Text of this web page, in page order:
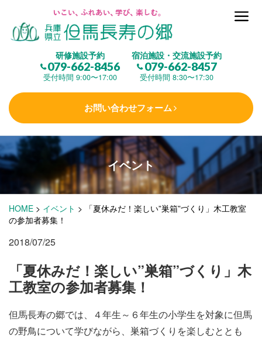
研修施設予約
079-662-8456
受付時間 9:00〜17:00
宿泊施設・交流施設予約
079-662-8457
受付時間 8:30〜17:30
お問い合わせフォーム
但馬長寿の郷とは
(研修施設)
楽しむ
学 ぶ (健康福祉)
泊まる(宿泊)
施設・料金
アクセス
イベント
HOME > イベント >
「夏休みだ！楽しい”巣箱”づくり」木工教室
の参加者募集！
2018/07/25
「夏休みだ！楽しい”巣箱”づくり」木
工教室の参加者募集！
但馬長寿の郷では、４年生～６年生の小学生を対象に但馬
の野鳥について学びながら、巣箱づくりを楽しむととも